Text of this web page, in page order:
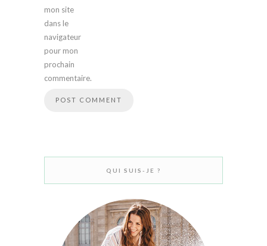
mon site
dans le
navigateur
pour mon
prochain
commentaire.
QUI SUIS-JE ?